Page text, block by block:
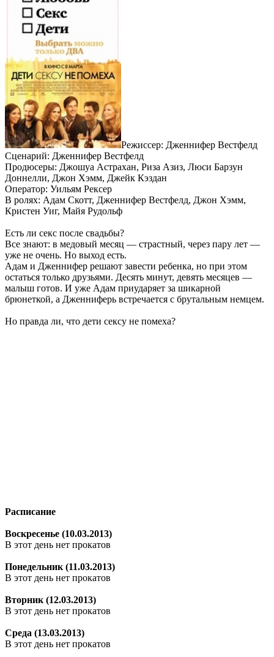
Режиссер: Дженнифер Вестфелд
Сценарий: Дженнифер Вестфелд
Продюсеры: Джошуа Астрахан, Риза Азиз, Люси Барзун
Доннелли, Джон Хэмм, Джейк Кэздан
Оператор: Уильям Рексер
В ролях: Адам Скотт, Дженнифер Вестфелд, Джон Хэмм,
Кристен Уиг, Майя Рудольф
Есть ли секс после свадьбы?
Все знают: в медовый месяц — страстный, через пару лет —
уже не очень. Но выход есть.
Адам и Дженнифер решают завести ребенка, но при этом
остаться только друзьями. Десять минут, девять месяцев —
малыш готов. И уже Адам приударяет за шикарной
брюнеткой, а Дженниферь встречается с брутальным немцем.
Но правда ли, что дети сексу не помеха?
Расписание
Воскресенье (10.03.2013)
В этот день нет прокатов
Понедельник (11.03.2013)
В этот день нет прокатов
Вторник (12.03.2013)
В этот день нет прокатов
Среда (13.03.2013)
В этот день нет прокатов